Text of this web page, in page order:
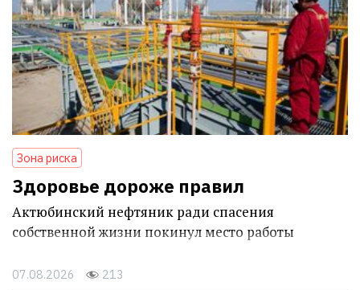
Зона риска
Здоровье дороже правил
Актюбинский нефтяник ради спасения
собственной жизни покинул место работы
07.08.2026 213